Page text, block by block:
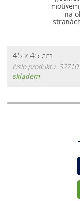
45 x 45 cm
číslo produktu: 32710
skladem